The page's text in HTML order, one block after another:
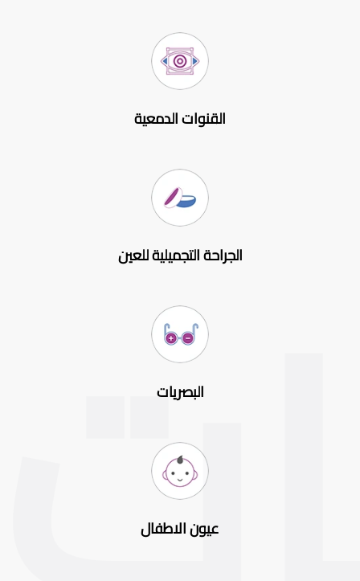
القنوات الدمعية
الجراحة التجميلية للعين
البصريات
عيون الاطفال